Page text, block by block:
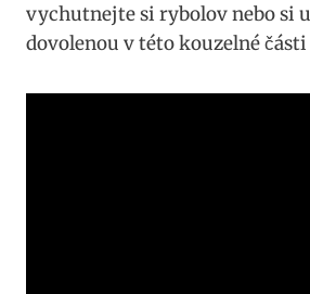
vychutnejte si rybolov nebo si
dovolenou v této kouzelné